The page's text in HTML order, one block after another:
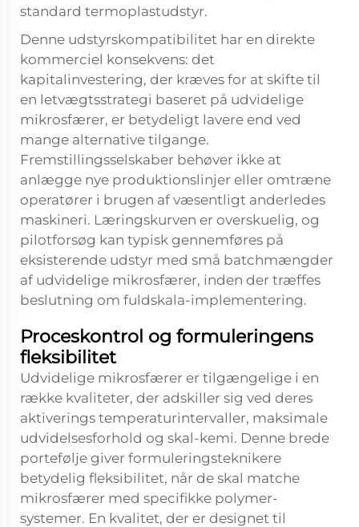
standard termoplastudstyr.
Denne udstyrskompatibilitet har en direkte
kommerciel konsekvens: det
kapitalinvestering, der kræves for at skifte til
en letvægtsstrategi baseret på udvidelige
mikrosfærer, er betydeligt lavere end ved
mange alternative tilgange.
Fremstillingsselskaber behøver ikke at
anlægge nye produktionslinjer eller omtræne
operatører i brugen af væsentligt anderledes
maskineri. Læringskurven er overskuelig, og
pilotforsøg kan typisk gennemføres på
eksisterende udstyr med små batchmængder
af udvidelige mikrosfærer, inden der træffes
beslutning om fuldskala-implementering.
Proceskontrol og formuleringens
fleksibilitet
Udvidelige mikrosfærer er tilgængelige i en
række kvaliteter, der adskiller sig ved deres
aktiverings temperaturintervaller, maksimale
udvidelsesforhold og skal-kemi. Denne brede
portefølje giver formuleringsteknikere
betydelig fleksibilitet, når de skal matche
mikrosfærer med specifikke polymer-
systemer. En kvalitet, der er designet til